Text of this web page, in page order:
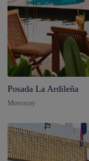
Posada La Ardileña
Morrocoy